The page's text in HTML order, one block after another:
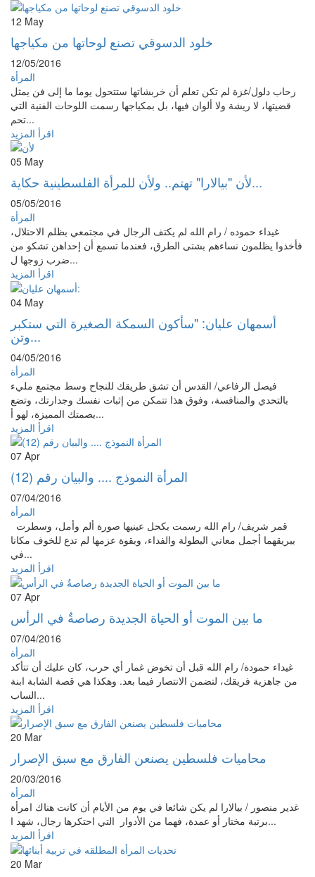
12 May
خلود الدسوقي تصنع لوحاتها من مكياجها
12/05/2016
المرأة
رحاب دلول/غزة لم تكن تعلم أن خربشاتها ستتحول يوما ما إلى فن يمثل
قضيتها، لا ريشة ولا ألوان فيها، بل بمكياجها رسمت اللوحات الفنية التي
تحم...
اقرأ المزيد
05 May
لأن "بيالارا" تهتم.. ولأن للمرأة الفلسطينية حكاية...
05/05/2016
المرأة
غيداء حموده / رام الله لم يكتف الرجال في مجتمعي بظلم الاحتلال،
فأخذوا يظلمون نساءهم بشتى الطرق، فعندما تسمع أن إحداهن تشكو من
ضرب زوجها ل...
اقرأ المزيد
04 May
أسمهان عليان: "سأكون السمكة الصغيرة التي ستكبر
وتن...
04/05/2016
المرأة
فيصل الرفاعي/ القدس أن تشق طريقك للنجاح وسط مجتمع مليء
بالتحدي والمنافسة، وفوق هذا تتمكن من إثبات نفسك وجدارتك، وتضع
بصمتك المميزة، لهو أ...
اقرأ المزيد
07 Apr
المرأة النموذج .... والبيان رقم (12)
07/04/2016
المرأة
ببريقهما أجمل معاني البطولة والفداء، وبقوة عزمها لم تدع للخوف مكانا
في...
اقرأ المزيد
07 Apr
ما بين الموت أو الحياة الجديدة رصاصةٌ في الرأس
07/04/2016
المرأة
غيداء حمودة/ رام الله قبل أن تخوض غمار أي حرب، كان عليك أن تتأكد
من جاهزية فريقك، لتضمن الانتصار فيما بعد. وهكذا هي قصة الشابة ابنة
الساب...
اقرأ المزيد
20 Mar
محاميات فلسطين يصنعن الفارق مع سبق الإصرار
20/03/2016
المرأة
غدير منصور / بيالارا لم يكن شائعا في يوم من الأيام أن كانت هناك امرأة
برتبة مختار أو عمدة، فهما من الأدوار التي احتكرها رجال، شهد ا...
اقرأ المزيد
20 Mar